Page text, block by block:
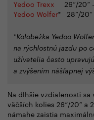
Yedoo Trexx
26“/20“
Yedoo Wolfer* 28“/20“
*Kolobežka Yedoo
na rýchlostnú jazdu po
užívatelia často
a zvýšením nášľapnej
Na dlhšie vzdialenosti
väčších kolies 26“/20“ a
námahe zaistia